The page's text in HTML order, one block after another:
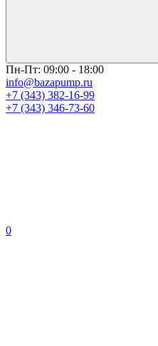
Пн-Пт: 09:00 - 18:00
info@bazapump.ru
+7 (343) 382-16-99
+7 (343) 346-73-‬60
0